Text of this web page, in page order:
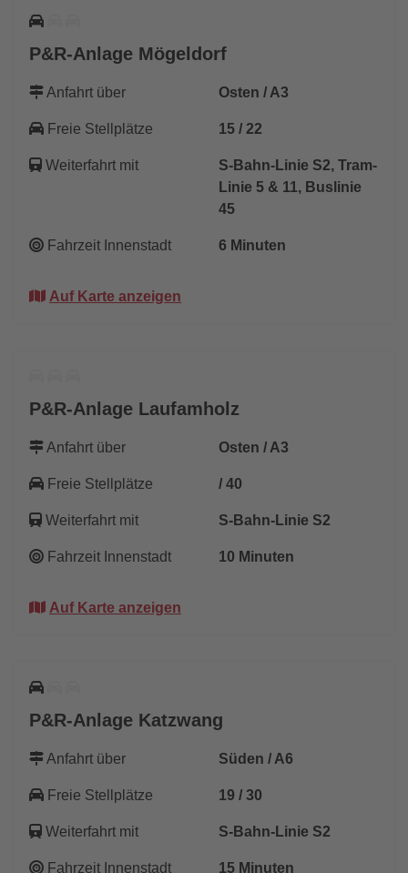
P&R-Anlage Mögeldorf
Anfahrt über Osten / A3
Freie Stellplätze 15 / 22
Weiterfahrt mit
S-Bahn-Linie S2, Tram-
Linie 5 & 11, Buslinie
45
Fahrzeit Innenstadt 6 Minuten
Auf Karte anzeigen
P&R-Anlage Laufamholz
Anfahrt über Osten / A3
Freie Stellplätze / 40
Weiterfahrt mit S-Bahn-Linie S2
Fahrzeit Innenstadt 10 Minuten
Auf Karte anzeigen
P&R-Anlage Katzwang
Anfahrt über Süden / A6
Freie Stellplätze 19 / 30
Weiterfahrt mit S-Bahn-Linie S2
Fahrzeit Innenstadt 15 Minuten